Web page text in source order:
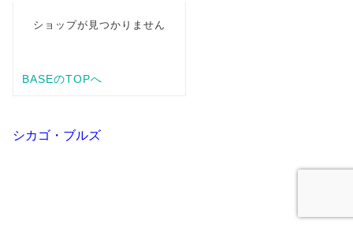
シカゴ・ブルズ